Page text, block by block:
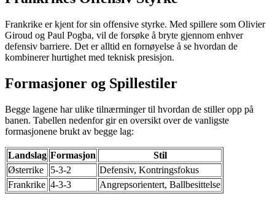
Frankrike er kjent for sin offensive styrke. Med spillere som Olivier
Giroud og Paul Pogba, vil de forsøke å bryte gjennom enhver
defensiv barriere. Det er alltid en fornøyelse å se hvordan de
kombinerer hurtighet med teknisk presisjon.
Formasjoner og Spillestiler
Begge lagene har ulike tilnærminger til hvordan de stiller opp på
banen. Tabellen nedenfor gir en oversikt over de vanligste
formasjonene brukt av begge lag:
Landslag Formasjon
Stil
Østerrike
5-3-2
Defensiv, Kontringsfokus
Frankrike 4-3-3 Angrepsorientert, Ballbesittelse